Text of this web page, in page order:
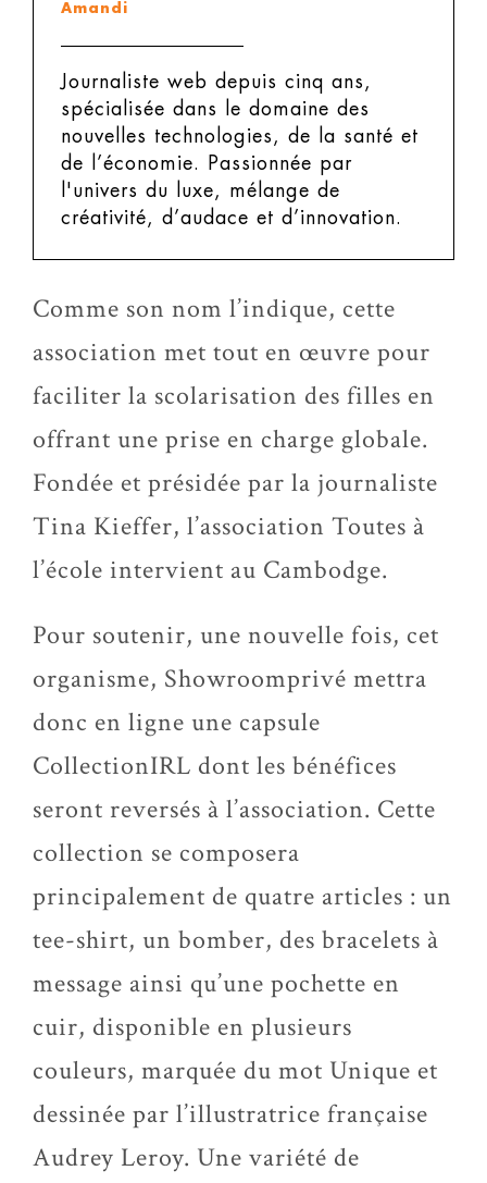
Amandi
Journaliste web depuis cinq ans,
spécialisée dans le domaine des
nouvelles technologies, de la santé et
de l’économie. Passionnée par
l'univers du luxe, mélange de
créativité, d’audace et d’innovation.
Comme son nom l’indique, cette
association met tout en œuvre pour
faciliter la scolarisation des filles en
offrant une prise en charge globale.
Fondée et présidée par la journaliste
Tina Kieffer, l’association Toutes à
l’école intervient au Cambodge.
Pour soutenir, une nouvelle fois, cet
organisme, Showroomprivé mettra
donc en ligne une capsule
CollectionIRL dont les bénéfices
seront reversés à l’association. Cette
collection se composera
principalement de quatre articles : un
tee-shirt, un bomber, des bracelets à
message ainsi qu’une pochette en
cuir, disponible en plusieurs
couleurs, marquée du mot Unique et
dessinée par l’illustratrice française
Audrey Leroy. Une variété de